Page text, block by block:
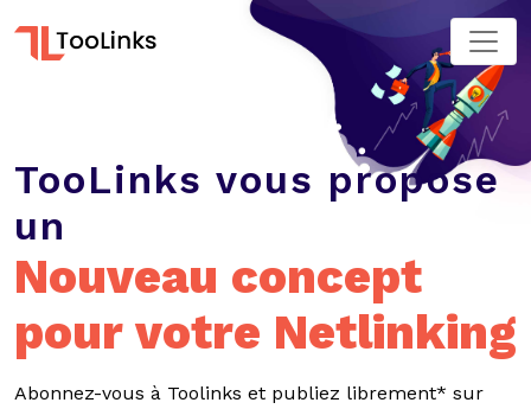
TooLinks vous propose
un
Nouveau concept
pour votre Netlinking
Abonnez-vous à Toolinks et publiez librement* sur